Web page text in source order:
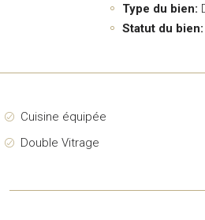
Type du bien:
Statut du bien:
Cuisine équipée
Double Vitrage